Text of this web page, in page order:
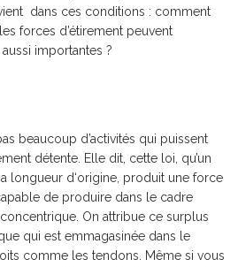
dans ces conditions : comment
forces d’étirement peuvent
importantes ?
beaucoup d’activités qui puissent
détente. Elle dit, cette loi, qu’un
longueur d‘origine, produit une force
de produire dans le cadre
On attribue ce surplus
qui est emmagasinée dans le
comme les tendons. Même si vous